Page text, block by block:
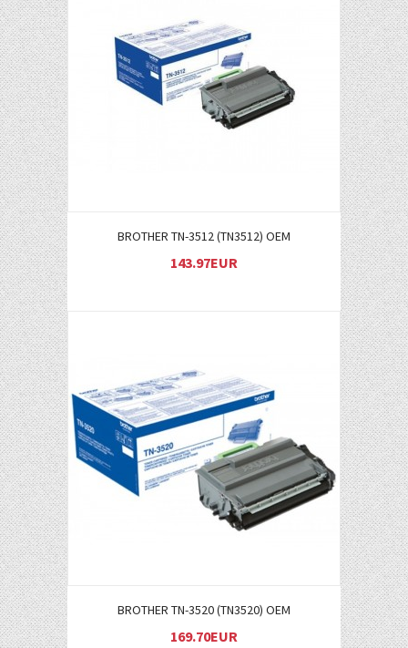
Į KREPŠELĮ
BROTHER TN-3512 (TN3512) OEM
143.97EUR
Į KREPŠELĮ
BROTHER TN-3520 (TN3520) OEM
169.70EUR